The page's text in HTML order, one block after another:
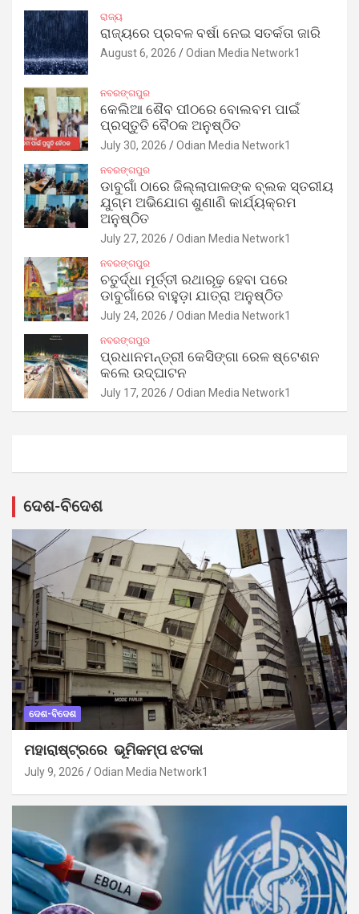
ରାଜ୍ୟ
ରାଜ୍ୟରେ ପ୍ରବଳ ବର୍ଷା ନେଇ ସତର୍କତା ଜାରି
August 6, 2026 Odian Media Network1
ନବରଙ୍ଗପୁର
କେଲିଆ ଶୈବ ପୀଠରେ ବୋଲବମ ପାଇଁ
ପ୍ରସ୍ତୁତି ବୈଠକ ଅନୁଷ୍ଠିତ
July 30, 2026 Odian Media Network1
ନବରଙ୍ଗପୁର
ଡାବୁଗାଁ ଠାରେ ଜିଲ୍ଲାପାଳଙ୍କ ବ୍ଲକ ସ୍ତରୀୟ
ଯୁଗ୍ମ ଅଭିଯୋଗ ଶୁଣାଣି କାର୍ଯ୍ୟକ୍ରମ
ଅନୁଷ୍ଠିତ
July 27, 2026 Odian Media Network1
ନବରଙ୍ଗପୁର
ଚତୁର୍ଦ୍ଧା ମୂର୍ତ୍ତୀ ରଥାରୂଢ଼ ହେବା ପରେ
ଡାବୁଗାଁରେ ବାହୁଡ଼ା ଯାତ୍ରା ଅନୁଷ୍ଠିତ
July 24, 2026 Odian Media Network1
ନବରଙ୍ଗପୁର
ପ୍ରଧାନମନ୍ତ୍ରୀ କେସିଙ୍ଗା ରେଳ ଷ୍ଟେଶନ
କଲେ ଉଦ୍‌ଘାଟନ
July 17, 2026 Odian Media Network1
ଦେଶ-ବିଦେଶ
ଦେଶ-ବିଦେଶ
ମହାରାଷ୍ଟ୍ରରେ ଭୂମିକମ୍ପ ଝଟକା
July 9, 2026 Odian Media Network1